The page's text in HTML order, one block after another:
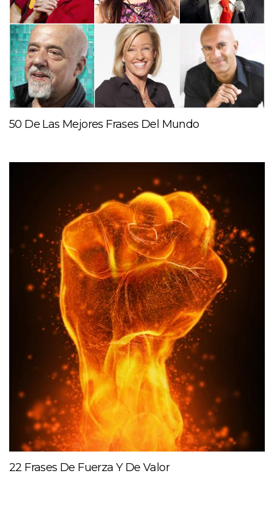
50 De Las Mejores Frases Del Mundo
22 Frases De Fuerza Y De Valor